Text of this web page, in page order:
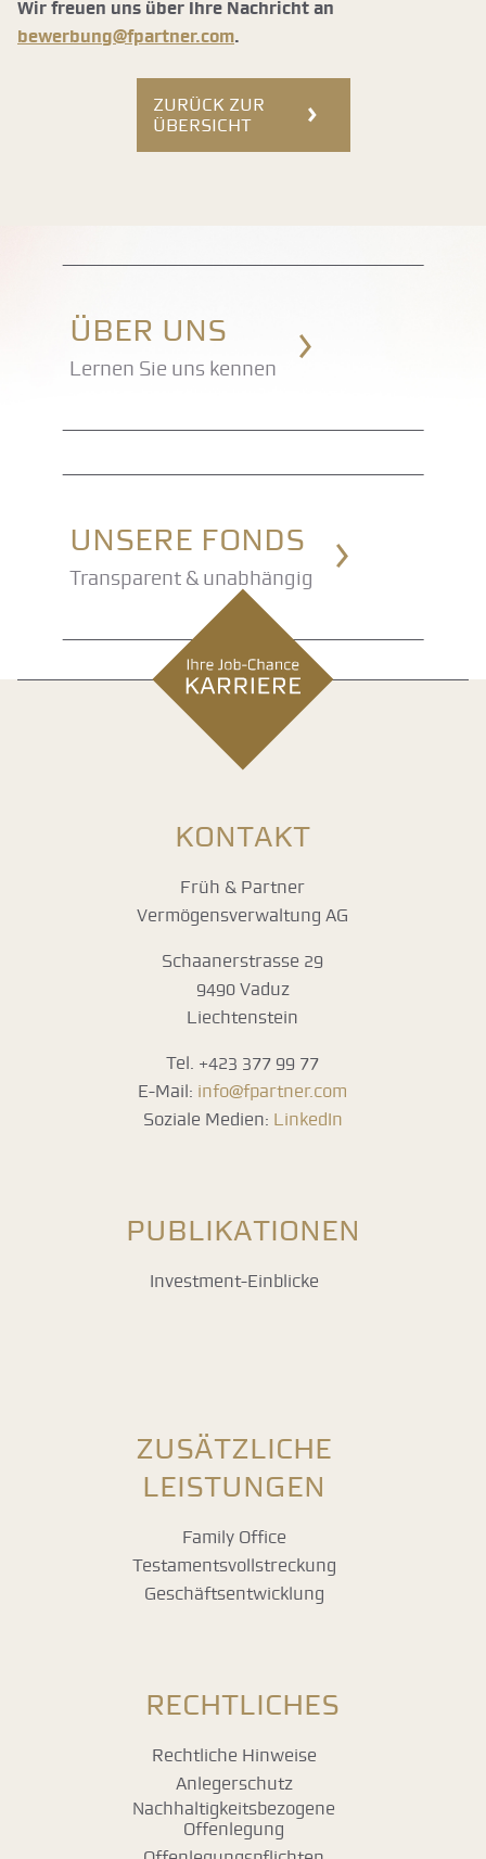
Wir freuen uns über Ihre Nachricht an
bewerbung@fpartner.com.
ZURÜCK ZUR
ÜBERSICHT
Über uns
Lernen Sie uns kennen
Unsere Fonds
Transparent & unabhängig
KONTAKT
Früh & Partner
Vermögensverwaltung AG
Schaanerstrasse 29
9490 Vaduz
Liechtenstein
Tel. +423 377 99 77
E-Mail: info@fpartner.com
Soziale Medien: LinkedIn
PUBLIKATIONEN
Investment-Einblicke
ZUSÄTZLICHE
LEISTUNGEN
Family Office
Testamentsvollstreckung
Geschäftsentwicklung
RECHTLICHES
Rechtliche Hinweise
Anlegerschutz
Nachhaltigkeitsbezogene
Offenlegung